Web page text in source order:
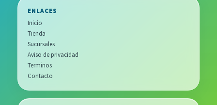
ENLACES
Inicio
Tienda
Sucursales
Aviso de privacidad
Terminos
Contacto